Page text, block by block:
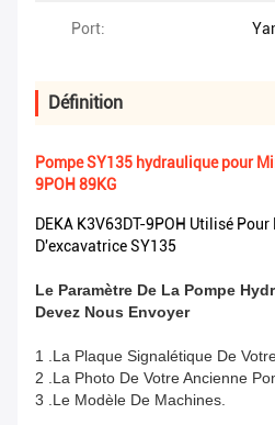
Port:
Définition
Pompe SY135 hydraulique pour
9POH 89KG
DEKA K3V63DT-9POH Utilisé
D'excavatrice SY135
Le Paramètre De La Pompe
Devez Nous Envoyer
1 .La Plaque Signalétique De
2 .La Photo De Votre Ancienne
3 .Le Modèle De Machines.